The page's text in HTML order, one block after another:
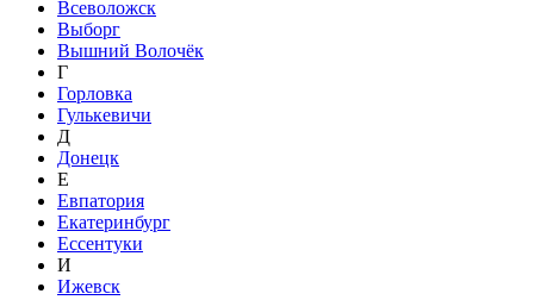
Всеволожск
Выборг
Вышний Волочёк
Г
Горловка
Гулькевичи
Д
Донецк
Е
Евпатория
Екатеринбург
Ессентуки
И
Ижевск